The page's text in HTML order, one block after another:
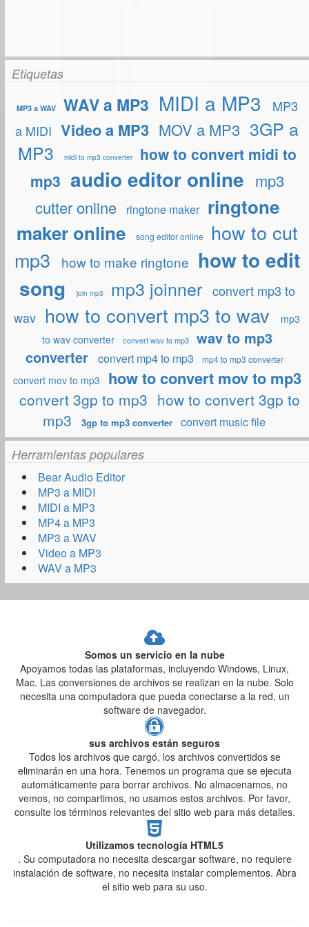
Etiquetas
MP3 a WAV WAV a MP3 MIDI a MP3
MP3
a MIDI Video a MP3 MOV a MP3 3GP a
MP3
midi to mp3 converter
how to convert midi to
mp3 audio editor online mp3
cutter online
ringtone maker ringtone
maker online
song editor online
how to cut
mp3
how to make ringtone how to edit
song
join mp3 mp3 joinner convert mp3 to
wav how to convert mp3 to wav
mp3
to wav converter
convert wav to mp3
wav to mp3
converter
convert mp4 to mp3 mp4 to mp3 converter
convert mov to mp3 how to convert mov to mp3
convert 3gp to mp3 how to convert 3gp to
mp3
3gp to mp3 converter convert music file
Herramientas populares
Bear Audio Editor
MP3 a MIDI
MIDI a MP3
MP4 a MP3
MP3 a WAV
Video a MP3
WAV a MP3
Somos un servicio en la nube
Apoyamos todas las plataformas, incluyendo Windows, Linux,
Mac. Las conversiones de archivos se realizan en la nube. Solo
necesita una computadora que pueda conectarse a la red, un
software de navegador.
sus archivos están seguros
Todos los archivos que cargó, los archivos convertidos se
eliminarán en una hora. Tenemos un programa que se ejecuta
automáticamente para borrar archivos. No almacenamos, no
vemos, no compartimos, no usamos estos archivos. Por favor,
consulte los términos relevantes del sitio web para más detalles.
Utilizamos tecnología HTML5
. Su computadora no necesita descargar software, no requiere
instalación de software, no necesita instalar complementos. Abra
el sitio web para su uso.